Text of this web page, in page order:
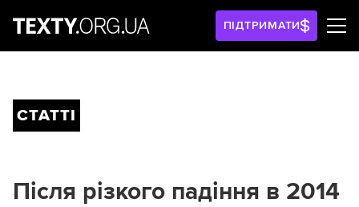
ПІДТРИМАТИ
СТАТТІ
Після різкого падіння в 2014